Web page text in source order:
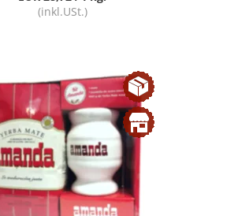
(inkl.USt.)